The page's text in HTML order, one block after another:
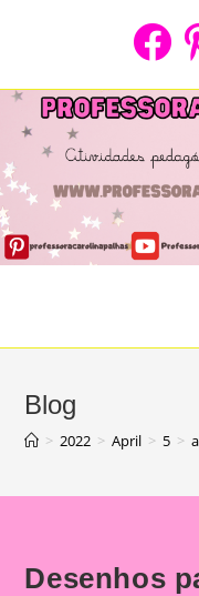
Blog
> 2022 > April > 5 >
Desenhos